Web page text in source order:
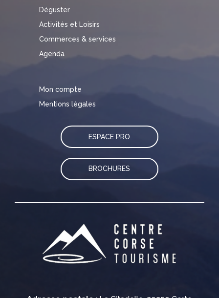
Déguster
Activités et Loisirs
Commerces & services
Agenda
Mon compte
Mentions légales
ESPACE PRO
BROCHURES